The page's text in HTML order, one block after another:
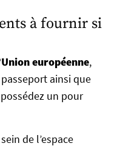
à fournir si
européenne,
ainsi que
un pour
de l’espace